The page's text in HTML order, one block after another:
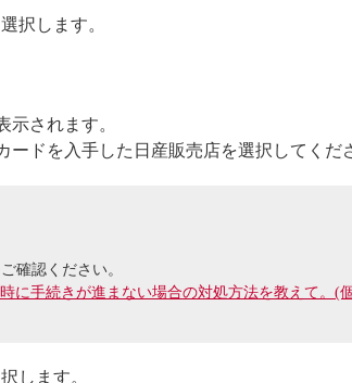
択します。
されます。
ードを入手した日産販売店を選択してくだ
確認ください。
に手続きが進まない場合の対処方法を教えて。(
します。